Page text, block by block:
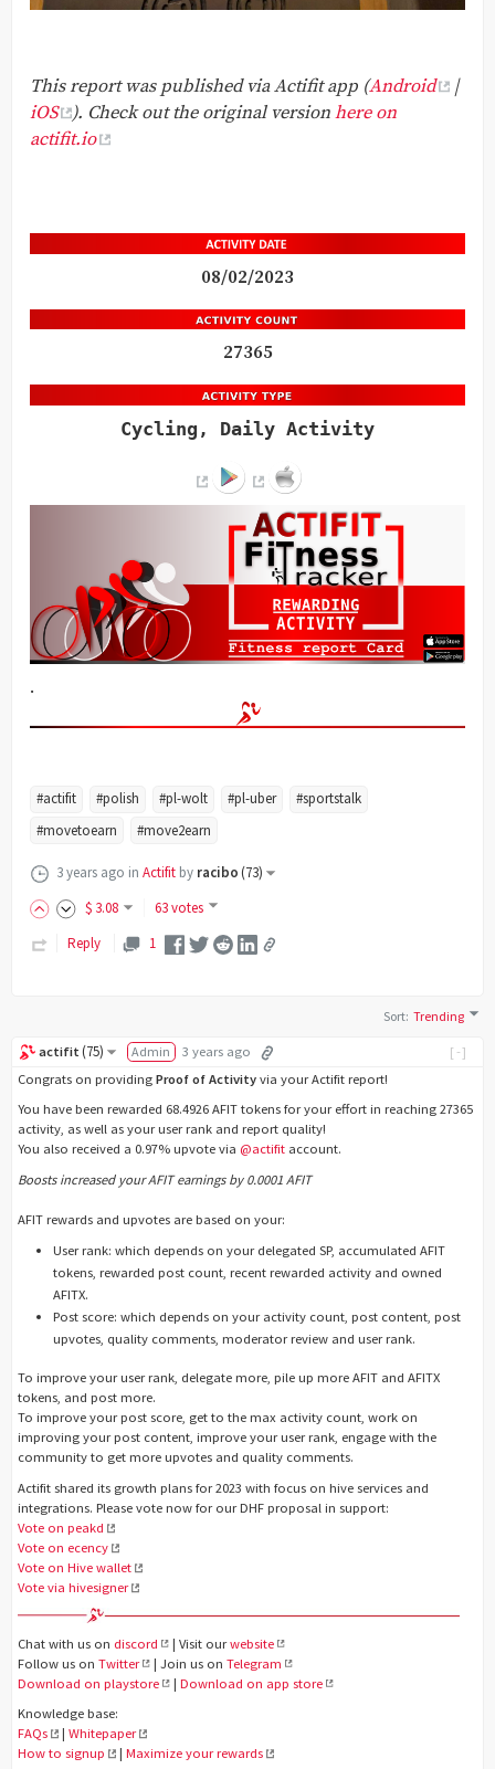
This report was published via Actifit app (Android
|
iOS
). Check out the original versionhere on
actifit.io
08/02/2023
27365
Cycling, Daily Activity
.
#actifit #polish #pl-wolt #pl-uber
#sportstalk
#movetoearn
#move2earn
3 years ago in Actifit by racibo(73)
$ 3.08
63 votes
Reply
1
Sort:Trending
[-]
actifit (75) Admin
3 years ago
Congrats on providing Proof of Activity via your Actifit report!
You have been rewarded 68.4926 AFIT tokens for your effort in reaching 27365
activity, as well as your user rank and report quality!
You also received a 0.97% upvote via @actifit account.
Boosts increased your AFIT earnings by 0.0001 AFIT
AFIT rewards and upvotes are based on your:
User rank: which depends on your delegated SP, accumulated AFIT
tokens, rewarded post count, recent rewarded activity and owned
AFITX.
Post score: which depends on your activity count, post content, post
upvotes, quality comments, moderator review and user rank.
To improve your user rank, delegate more, pile up more AFIT and AFITX
tokens, and post more.
To improve your post score, get to the max activity count, work on
improving your post content, improve your user rank, engage with the
community to get more upvotes and quality comments.
Actifit shared its growth plans for 2023 with focus on hive services and
integrations. Please vote now for our DHF proposal in support:
Vote on peakd
Vote on ecency
Vote on Hive wallet
Vote via hivesigner
Chat with us on discord | Visit ourwebsite
Follow us on Twitter | Join us onTelegram
Download on playstore
|Download on app store
Knowledge base:
FAQs
|Whitepaper
How to signup
|Maximize your rewards